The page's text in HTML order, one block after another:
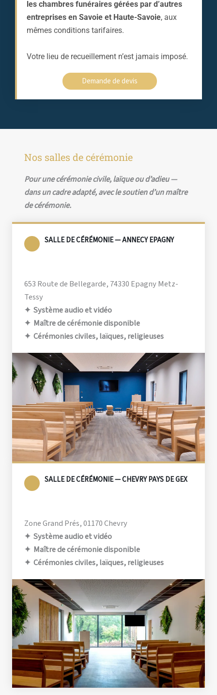
les chambres funéraires gérées par d’autres
entreprises en Savoie et Haute-Savoie, aux
mêmes conditions tarifaires.
Votre lieu de recueillement n’est jamais imposé.
Demande de devis
Nos salles de cérémonie
Pour une cérémonie civile, laïque ou d’adieu —
dans un cadre adapté, avec le soutien d’un maître
de cérémonie.
SALLE DE CÉRÉMONIE — ANNECY EPAGNY
653 Route de Bellegarde, 74330 Epagny Metz-
Tessy
✦ Système audio et vidéo
✦ Maître de cérémonie disponible
✦ Cérémonies civiles, laïques, religieuses
SALLE DE CÉRÉMONIE — CHEVRY PAYS DE GEX
Zone Grand Prés, 01170 Chevry
✦ Système audio et vidéo
✦ Maître de cérémonie disponible
✦ Cérémonies civiles, laïques, religieuses